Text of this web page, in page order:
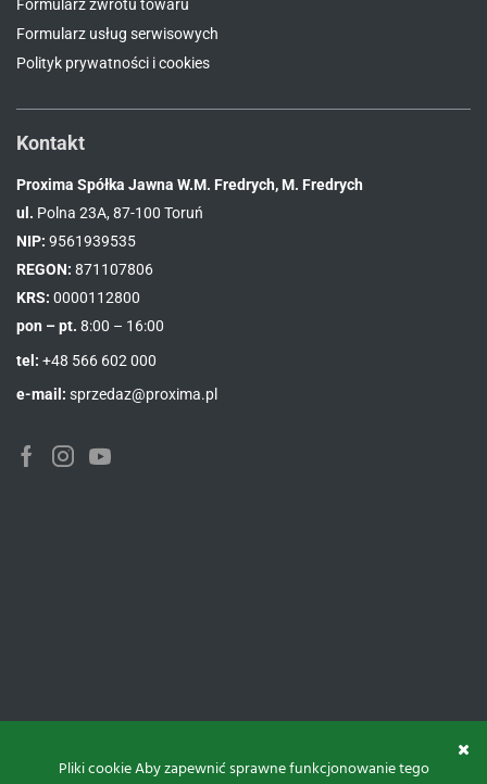
Formularz zwrotu towaru
Formularz usług serwisowych
Polityk prywatności i cookies
Kontakt
Proxima Spółka Jawna W.M. Fredrych, M. Fredrych
ul. Polna 23A, 87-100 Toruń
NIP: 9561939535
REGON: 871107806
KRS: 0000112800
pon – pt. 8:00 – 16:00
tel: +48 566 602 000
e-mail: sprzedaz@proxima.pl
Pliki cookie Aby zapewnić sprawne funkcjonowanie tego